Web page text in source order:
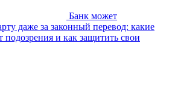
Банк может
даже за законный перевод: какие
и как защитить свои